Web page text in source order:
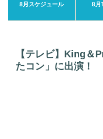
8月スケジュール 8月
【テレビ】King＆
たコン」に出演！